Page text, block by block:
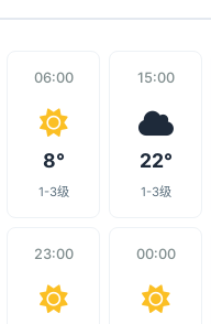
06:00
8°
1-3级
15:00
22°
1-3级
23:00 00:00